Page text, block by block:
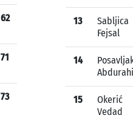
62
71
73
13
Sabljica
Fejsal
14
15
Okerić
Vedad